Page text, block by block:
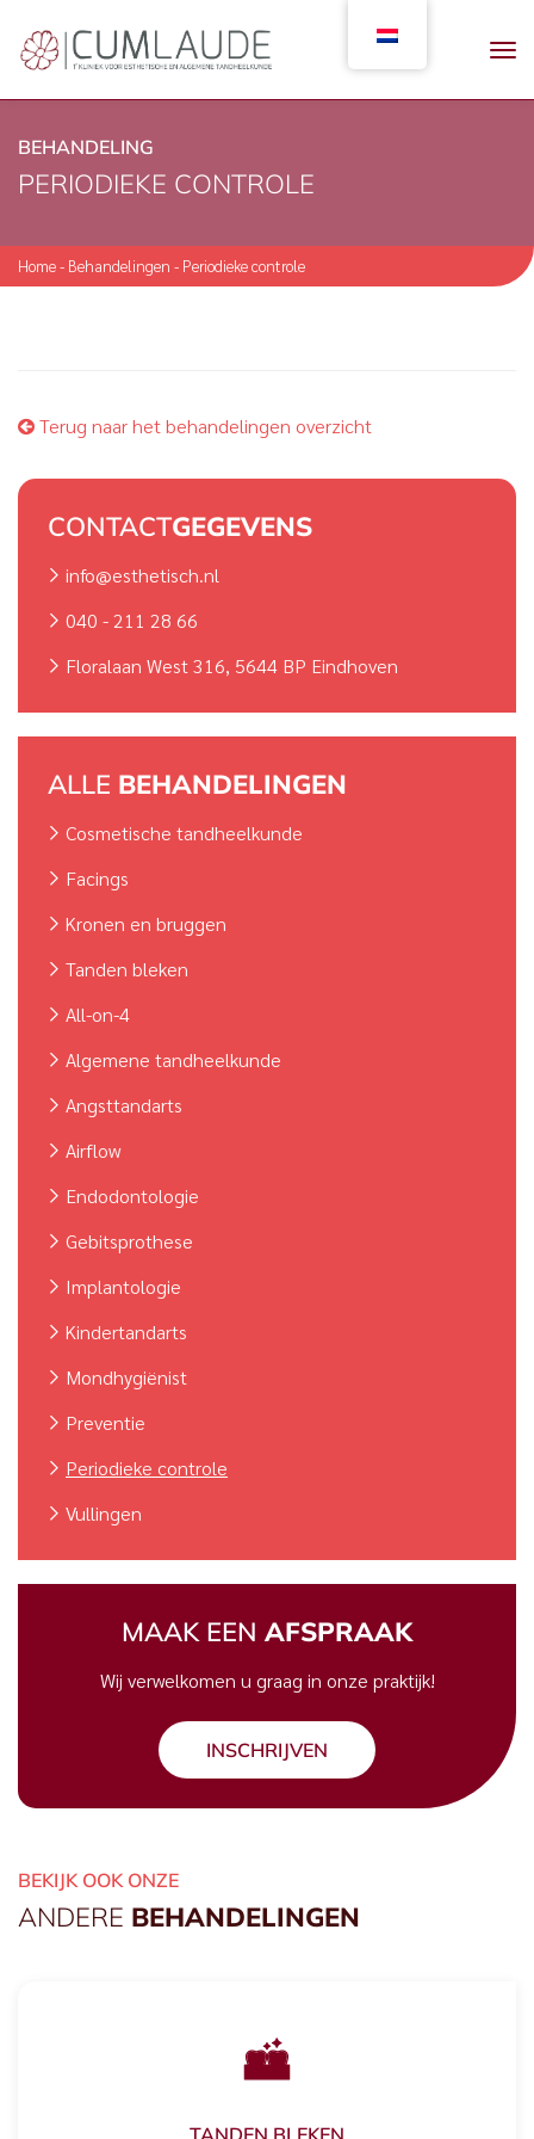
BEHANDELING
PERIODIEKE CONTROLE
Home- Behandelingen - Periodieke controle
Terug naar het behandelingen overzicht
CONTACTGEGEVENS
info@esthetisch.nl
040 - 211 28 66
Floralaan West 316, 5644 BP Eindhoven
ALLE BEHANDELINGEN
Cosmetische tandheelkunde
Facings
Kronen en bruggen
Tanden bleken
All-on-4
Algemene tandheelkunde
Angsttandarts
Airflow
Endodontologie
Gebitsprothese
Implantologie
Kindertandarts
Mondhygiënist
Preventie
Periodieke controle
Vullingen
MAAK EEN AFSPRAAK
Wij verwelkomen u graag in onze praktijk!
INSCHRIJVEN
BEKIJK OOK ONZE
ANDERE BEHANDELINGEN
TANDEN BLEKEN